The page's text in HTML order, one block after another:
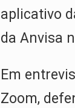
aplicativo
da Anvisa
Em
Zoom,